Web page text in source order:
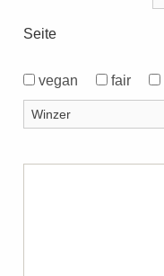
Seite
vegan fair